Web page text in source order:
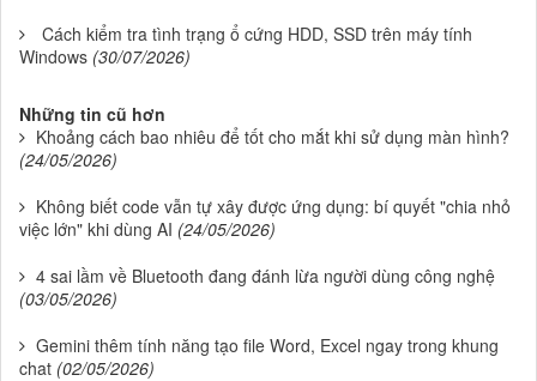
Cách kiểm tra tình trạng ổ cứng HDD, SSD trên máy tính
Windows (30/07/2026)
Những tin cũ hơn
Khoảng cách bao nhiêu để tốt cho mắt khi sử dụng màn hình?
(24/05/2026)
Không biết code vẫn tự xây được ứng dụng: bí quyết "chia nhỏ
việc lớn" khi dùng AI (24/05/2026)
4 sai lầm về Bluetooth đang đánh lừa người dùng công nghệ
(03/05/2026)
Gemini thêm tính năng tạo file Word, Excel ngay trong khung
chat (02/05/2026)